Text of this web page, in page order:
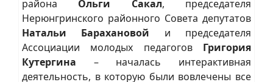
района Ольги Сакал, председателя
Нерюнгринского районного Совета депутатов
Натальи Барахановой и председателя
Ассоциации молодых педагогов Григория
Кутергина – началась интерактивная
деятельность, в которую были вовлечены все